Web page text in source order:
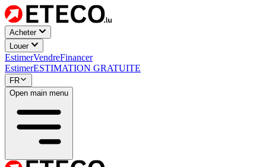
Acheter
Louer
EstimerVendreFinancer
EstimerESTIMATION GRATUITE
FR
Open main menu